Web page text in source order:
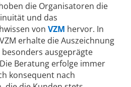
die Organisatoren die
und das
von VZM hervor. In
erhalte die Auszeichnung
ausgeprägte
Beratung erfolge immer
konsequent nach